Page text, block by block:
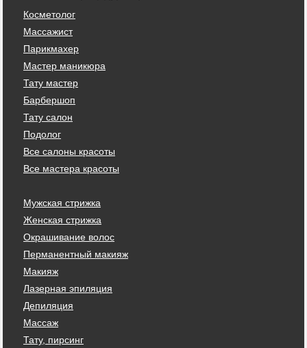
Косметолог
Массажист
Парикмахер
Мастер маникюра
Тату мастер
Барбершоп
Тату салон
Подолог
Все салоны красоты
Все мастера красоты
Мужская стрижка
Женская стрижка
Окрашивание волос
Перманентный макияж
Макияж
Лазерная эпиляция
Депиляция
Массаж
Тату, пирсинг